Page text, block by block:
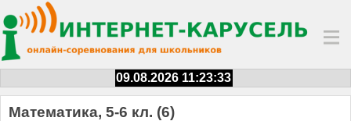
09.08.2026 11:23:34
Математика, 5-6 кл. (6)